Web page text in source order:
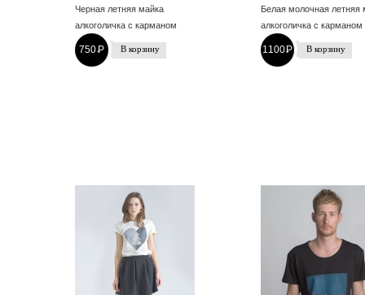
Черная летняя майка
алкоголичка с карманом
750P
-
Белая молочная летняя
алкоголичка с карманом
1100P
-